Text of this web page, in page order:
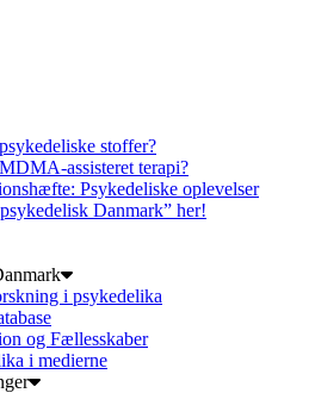
stoffer?
assisteret terapi?
Psykedeliske oplevelser
Danmark” her!
i psykedelika
og Fællesskaber
i medierne